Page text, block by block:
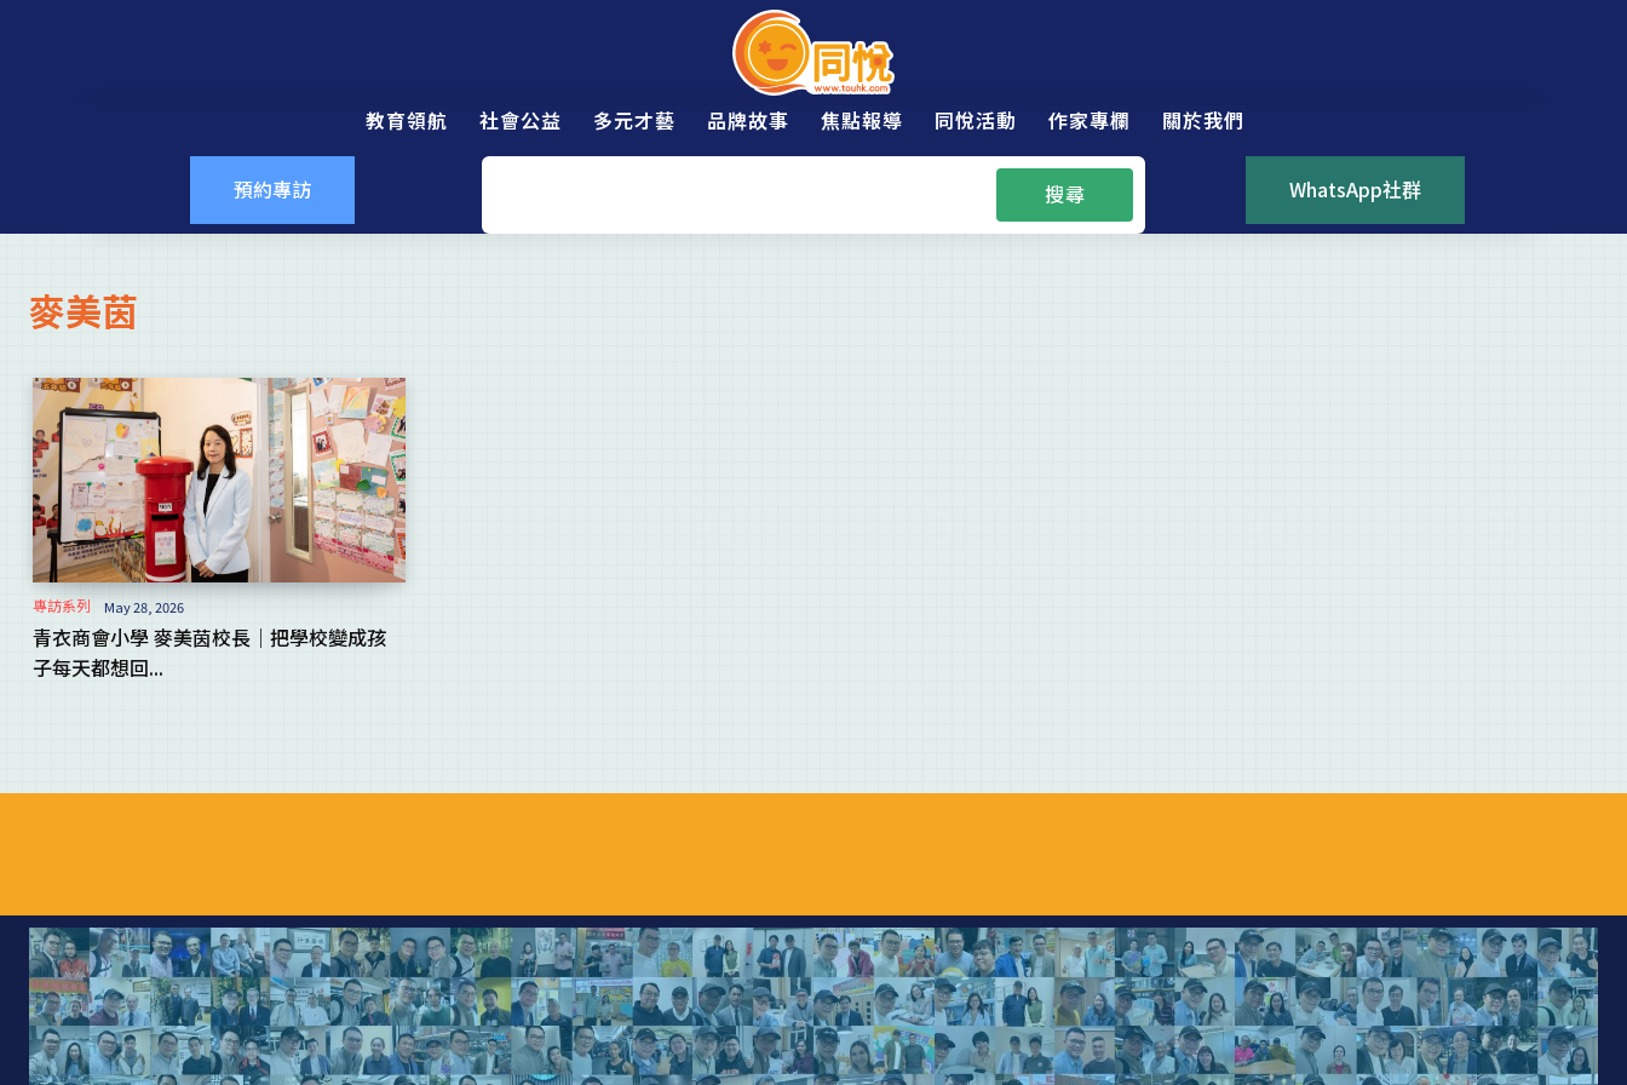
教育領航 社會公益 多元才藝 品牌故事 焦點報導 同悅活動 作家專欄 關於我們
預約專訪 搜尋 WhatsApp社群
麥美茵
專訪系列 May 28, 2026
青衣商會小學 麥美茵校長｜把學校變成孩
子每天都想回...